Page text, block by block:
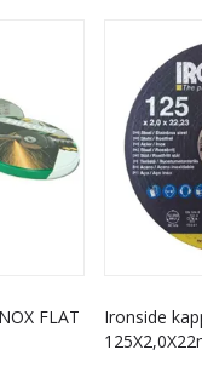
FLAT
Ironside